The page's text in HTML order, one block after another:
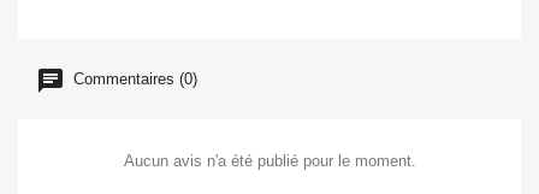
Commentaires (0)
Aucun avis n'a été publié pour le moment.